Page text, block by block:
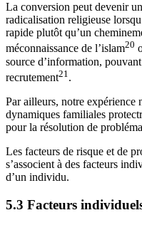
La conversion peut devenir
radicalisation religieuse
rapide plutôt qu’un
méconnaissance de l’islam20
source d’information,
recrutement21 .
Par ailleurs, notre expérience
dynamiques familiales
pour la résolution de
Les facteurs de risque et de
s’associent à des facteurs
d’un individu.
5.3 Facteurs